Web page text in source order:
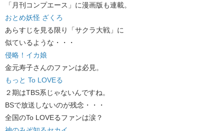
「月刊コンプエース」に漫画版も連載。
おとめ妖怪 ざくろ
あらすじを見る限り「サクラ大戦」に
似ているような・・・
侵略！イカ娘
金元寿子さんのファンは必見。
もっと To LOVEる
２期はTBS系じゃないんですね。
BSで放送しないのが残念・・・
全国のTo LOVEるファンは涙？